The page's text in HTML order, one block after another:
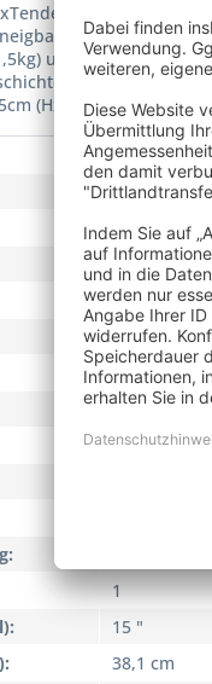
2540
ausziehbar,
und dennoch
(HxB Frontplatte),
CN
NEG
2540
ExTender
21,5
21,5
38,2
Keine
1
15 "
38,1 cm